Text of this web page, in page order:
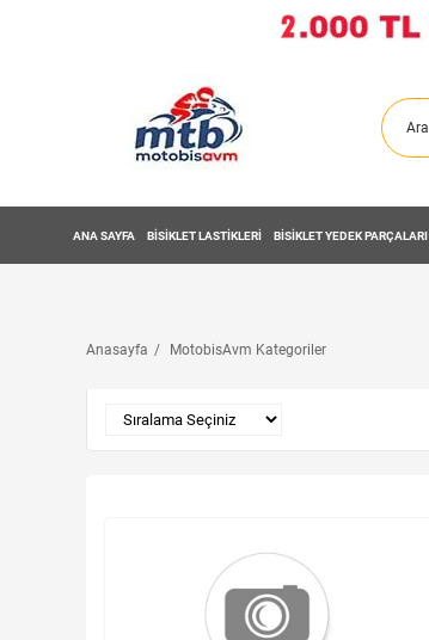
ANA SAYFA BİSİKLET LASTİKLERİ BİSİKLET YEDEK PARÇALARI
Anasayfa MotobisAvm Kategoriler